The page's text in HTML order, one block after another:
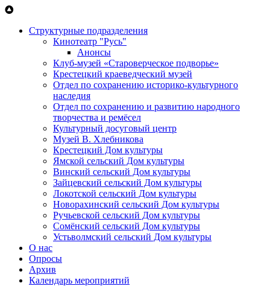
Перейти к основному содержанию
Структурные подразделения
Кинотеатр "Русь"
Анонсы
Клуб-музей «Староверческое подворье»
Крестецкий краеведческий музей
Отдел по сохранению историко-культурного
наследия
Отдел по сохранению и развитию народного
творчества и ремёсел
Культурный досуговый центр
Музей В. Хлебникова
Крестецкий Дом культуры
Ямской сельский Дом культуры
Винский сельский Дом культуры
Зайцевский сельский Дом культуры
Локотской сельский Дом культуры
Новорахинский сельский Дом культуры
Ручьевской сельский Дом культуры
Сомёнский сельский Дом культуры
Устьволмский сельский Дом культуры
О нас
Опросы
Архив
Календарь мероприятий